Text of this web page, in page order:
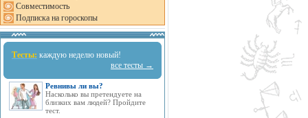
Совместимость
Подписка на гороскопы
Тесты: каждую неделю новый!
все тесты →
Ревнивы ли вы?
Насколько вы претендуете на
близких вам людей? Пройдите
тест.